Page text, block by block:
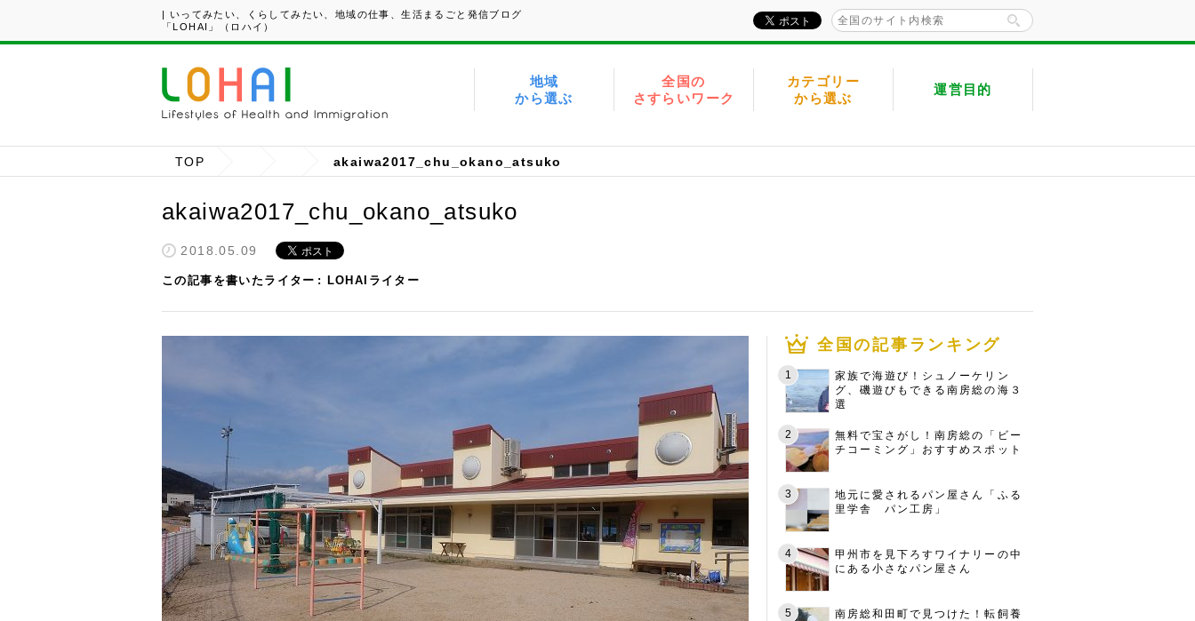
| いってみたい、くらしてみたい、地域の仕事、生活まるごと発信ブログ
「LOHAI」（ロハイ）
地域
から選ぶ
全国の
さすらいワーク
カテゴリー
から選ぶ
運営目的
TOP akaiwa2017_chu_okano_atsuko
akaiwa2017_chu_okano_atsuko
2018.05.09
この記事を書いたライター LOHAIライター
全国の記事ランキング
家族で海遊び！シュノーケリン
グ、磯遊びもできる南房総の海３
選
無料で宝さがし！南房総の「ビー
チコーミング」おすすめスポット
地元に愛されるパン屋さん「ふる
里学舎 パン工房」
甲州市を見下ろすワイナリーの中
にある小さなパン屋さん
南房総和田町で見つけた！転飼養